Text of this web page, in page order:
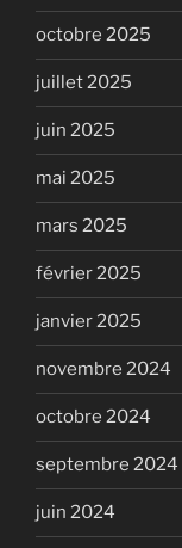
octobre 2025
juillet 2025
juin 2025
mai 2025
mars 2025
février 2025
janvier 2025
novembre 2024
octobre 2024
septembre 2024
juin 2024